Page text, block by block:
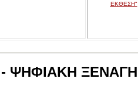
ΕΚΘΕΣΗ"
ΨΗΦΙΑΚΗ